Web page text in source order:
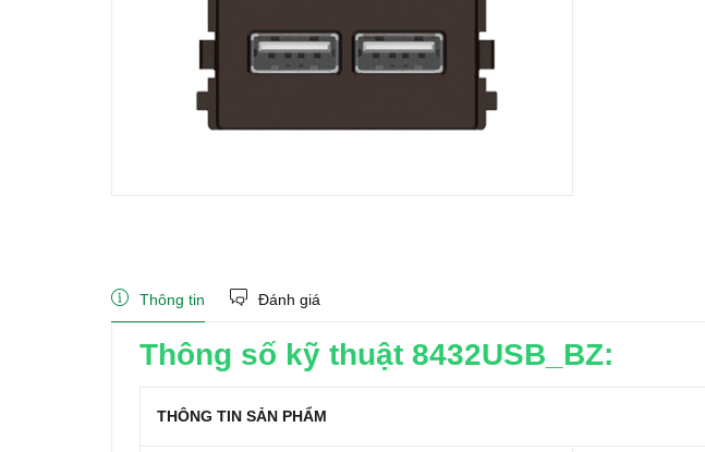
Thông tin Đánh giá
Thông số kỹ thuật 8432USB_BZ:
THÔNG TIN SẢN PHẨM